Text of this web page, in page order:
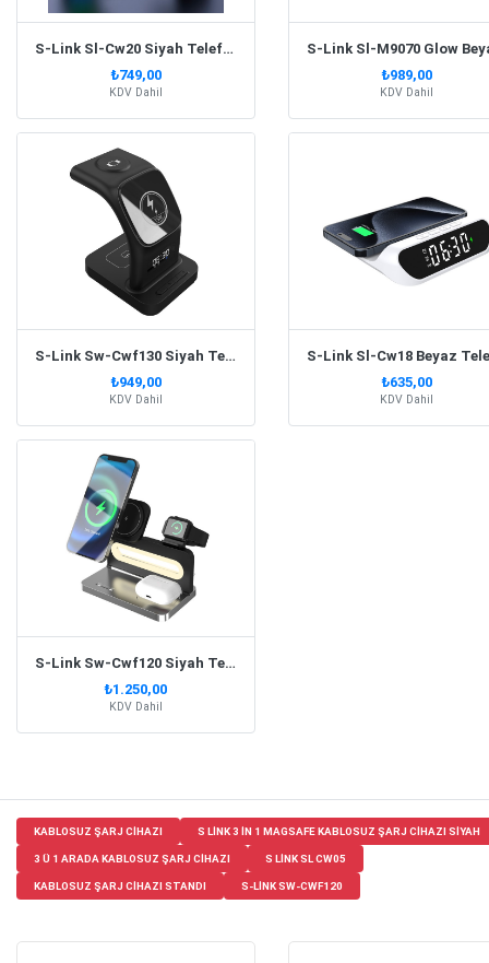
S-Link Sl-Cw20 Siyah Telefon, Saat, Kulaklık Uyumlu 15W Rgb Kablosuz Şarj Cihazı
₺749,00
KDV Dahil
₺989,00
KDV Dahil
S-Link Sw-Cwf130 Siyah Telefon Kulaklık Akıllı Saat 15W 3 İn 1 Magsafe Led Logo Kablosuz Şarj Cihazı
₺949,00
KDV Dahil
₺635,00
KDV Dahil
S-Link Sw-Cwf120 Siyah Telefon Kulaklık Akıllı Saat 15W 3 İn 1 Magsafe Kablosuz Şarj Cihazı
₺1.250,00
KDV Dahil
KABLOSUZ ŞARJ CIHAZI S LINK 3 IN 1 MAGSAFE KABLOSUZ ŞARJ CIHAZI SIYAH
3 Ü 1 ARADA KABLOSUZ ŞARJ CIHAZI S LINK SL CW05
KABLOSUZ ŞARJ CIHAZI STANDI S-LINK SW-CWF120